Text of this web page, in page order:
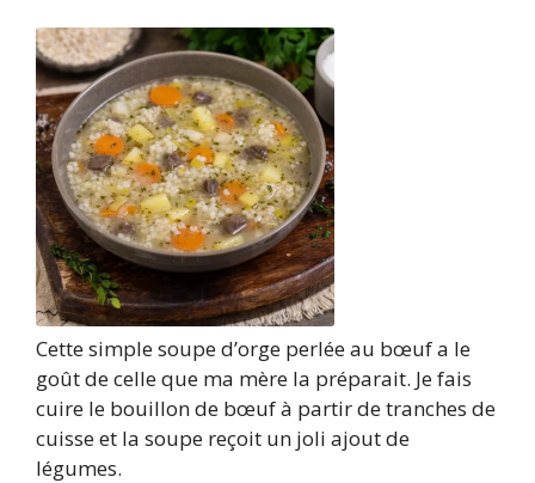
Cette simple soupe d’orge perlée au bœuf a le
goût de celle que ma mère la préparait. Je fais
cuire le bouillon de bœuf à partir de tranches de
cuisse et la soupe reçoit un joli ajout de
légumes.